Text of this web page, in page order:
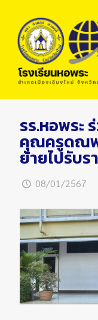
รร.หอพระ
คุณครูดณพ
ย้ายไปรับร
08/01/2567